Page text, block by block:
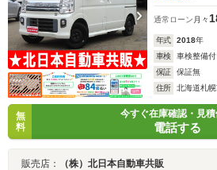
通常ローン 月々
年式 2018年
車検
車検整備付
保証
保証無
住所
北海道札
無
料
今すぐ在庫確認・見
電話する
販売店： （株）北日本自動車共販